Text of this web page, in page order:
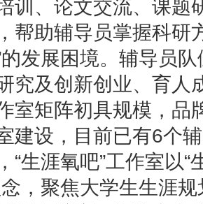
训、论文交流、课题
帮助辅导员掌握科研
发展困境。辅导员
究及创新创业、育人
室矩阵初具规模，品
建设，目前已有6个
“生涯氧吧”工作室以
，聚焦大学生生涯